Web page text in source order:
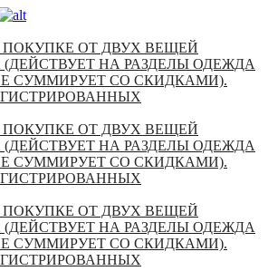
ПОКУПКЕ ОТ ДВУХ ВЕЩЕЙ
(ДЕЙСТВУЕТ НА РАЗДЕЛЫ ОДЕЖДА
СУММИРУЕТ СО СКИДКАМИ).
ПОКУПКЕ ОТ ДВУХ ВЕЩЕЙ
(ДЕЙСТВУЕТ НА РАЗДЕЛЫ ОДЕЖДА
СУММИРУЕТ СО СКИДКАМИ).
ПОКУПКЕ ОТ ДВУХ ВЕЩЕЙ
(ДЕЙСТВУЕТ НА РАЗДЕЛЫ ОДЕЖДА
СУММИРУЕТ СО СКИДКАМИ).